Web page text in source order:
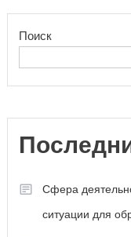
Поиск
Сфера
ситуации для